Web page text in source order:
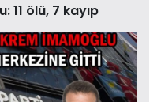
11 ölü, 7 kayıp